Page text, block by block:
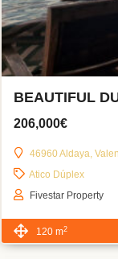
BEAUTIFUL
206,000€
46960 Aldaya,
Atico Dúplex
Fivestar Property
120 m2